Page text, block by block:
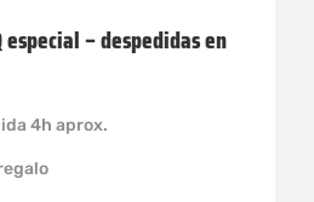
especial – despedidas en
4h aprox.